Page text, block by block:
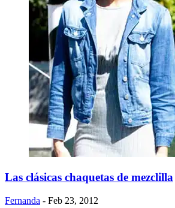
Las clásicas chaquetas de mezclilla
Fernanda - Feb 23, 2012